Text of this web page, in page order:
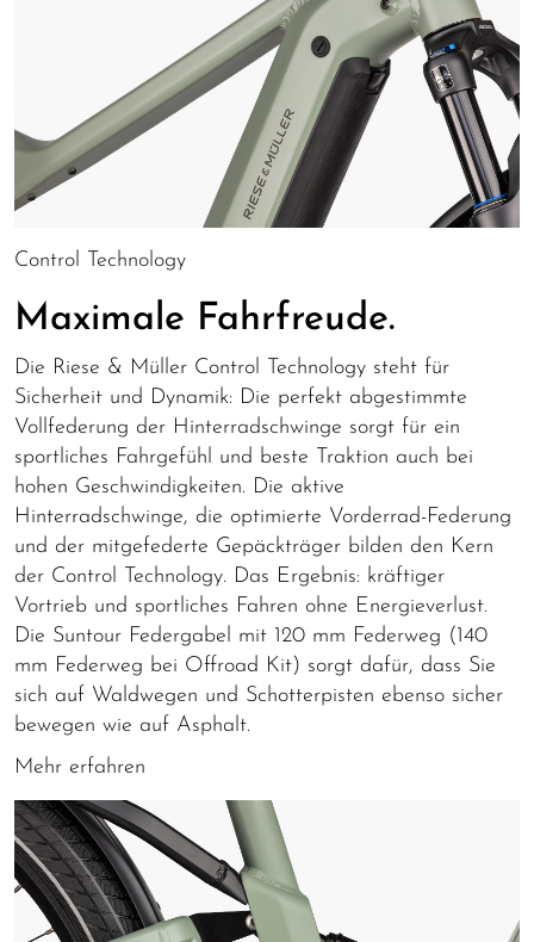
Control Technology
Maximale Fahrfreude.
Die Riese & Müller Control Technology steht für
Sicherheit und Dynamik: Die perfekt abgestimmte
Vollfederung der Hinterradschwinge sorgt für ein
sportliches Fahrgefühl und beste Traktion auch bei
hohen Geschwindigkeiten. Die aktive
Hinterradschwinge, die optimierte Vorderrad-Federung
und der mitgefederte Gepäckträger bilden den Kern
der Control Technology. Das Ergebnis: kräftiger
Vortrieb und sportliches Fahren ohne Energieverlust.
Die Suntour Federgabel mit 120 mm Federweg (140
mm Federweg bei Offroad Kit) sorgt dafür, dass Sie
sich auf Waldwegen und Schotterpisten ebenso sicher
bewegen wie auf Asphalt.
Mehr erfahren